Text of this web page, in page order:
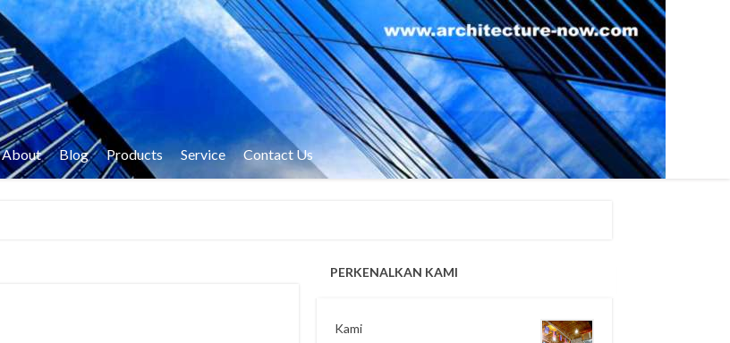
About Blog Products Service Contact Us
PERKENALKAN KAMI
Kami